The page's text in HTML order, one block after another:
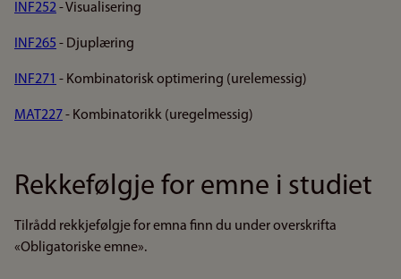
INF252- Visualisering
INF265 - Djuplæring
INF271 - Kombinatorisk optimering (urelemessig)
MAT227- Kombinatorikk (uregelmessig)
Rekkefølgje for emne i studiet
Tilrådd rekkjefølgje for emna finn du under overskrifta
«Obligatoriske emne».